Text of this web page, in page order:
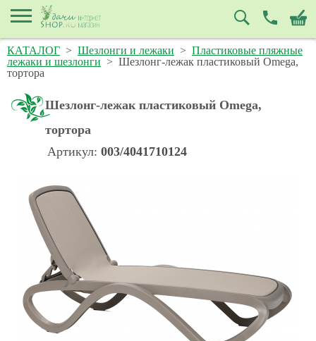
КАТАЛОГ > Шезлонги и лежаки > Пластиковые пляжные
лежаки и шезлонги > Шезлонг-лежак пластиковый Omega,
тортора
Шезлонг-лежак пластиковый Omega,
тортора
Артикул: 003/4041710124